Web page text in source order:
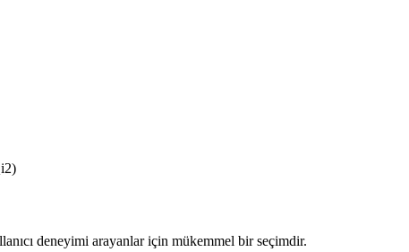
deneyimi arayanlar için mükemmel bir seçimdir.